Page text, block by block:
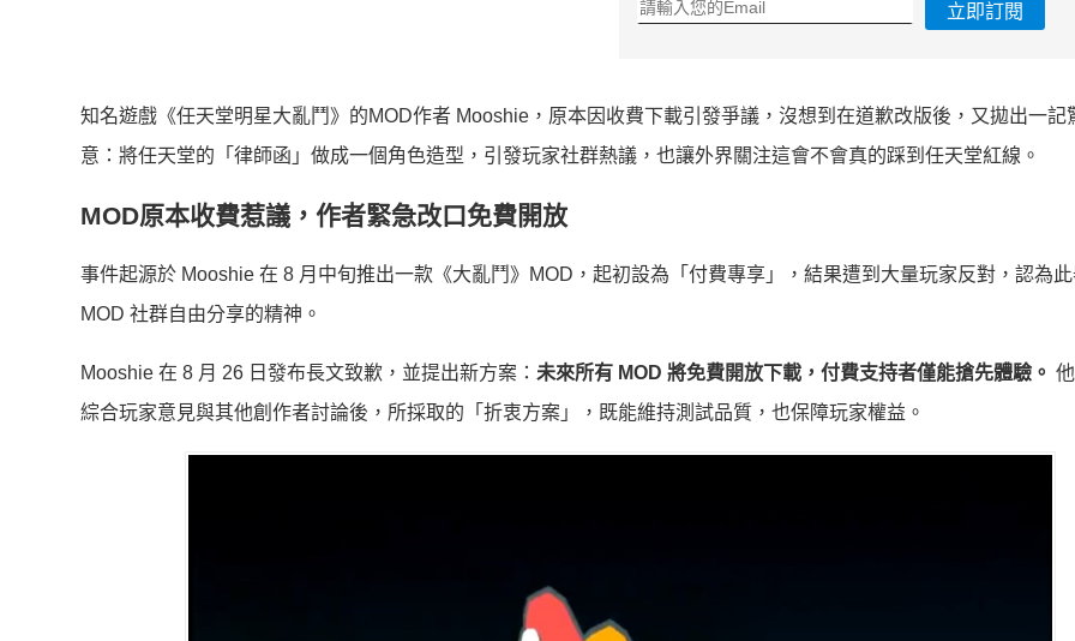
立即訂閱
知名遊戲《任天堂明星大亂鬥》的MOD作者 Mooshie，原本因收費下載引發爭議，沒想到在道歉改版後，又拋出一記
意：將任天堂的「律師函」做成一個角色造型，引發玩家社群熱議，也讓外界關注這會不會真的踩到任天堂紅線。
MOD原本收費惹議，作者緊急改口免費開放
事件起源於 Mooshie 在 8 月中旬推出一款《大亂鬥》MOD，起初設為「付費專享」，結果遭到大量玩家反對，認為
MOD 社群自由分享的精神。
Mooshie 在 8 月 26 日發布長文致歉，並提出新方案： 未來所有 MOD 將免費開放下載，付費支持者僅能搶先體驗。
綜合玩家意見與其他創作者討論後，所採取的「折衷方案」，既能維持測試品質，也保障玩家權益。